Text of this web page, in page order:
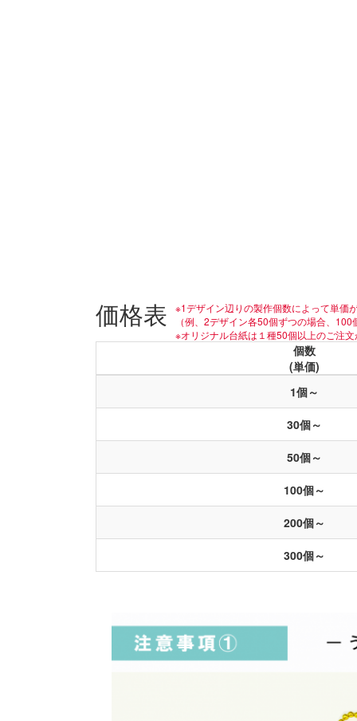
価格表
※1デザイン辺りの製作個数によって単価
（例、2デザイン各50個ずつの場合、
※オリジナル台紙は１種50個以上のご注
個数
(単価)
1個～
30個～
50個～
100個～
200個～
300個～